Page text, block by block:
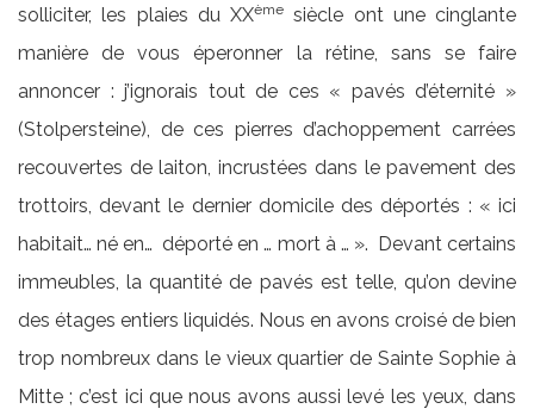
solliciter, les plaies du XXème siècle ont une cinglante
manière de vous éperonner la rétine, sans se faire
annoncer : j’ignorais tout de ces « pavés d’éternité »
(Stolpersteine), de ces pierres d’achoppement carrées
recouvertes de laiton, incrustées dans le pavement des
trottoirs, devant le dernier domicile des déportés : « ici
habitait… né en… déporté en … mort à … ». Devant certains
immeubles, la quantité de pavés est telle, qu’on devine
des étages entiers liquidés. Nous en avons croisé de bien
trop nombreux dans le vieux quartier de Sainte Sophie à
Mitte ; c’est ici que nous avons aussi levé les yeux, dans